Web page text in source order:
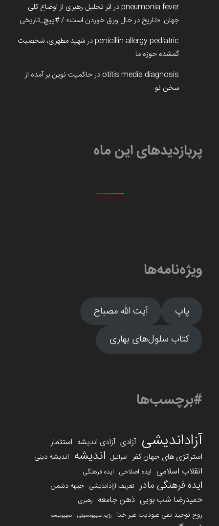
pneumonia feverدر ابَر تحلیل رهبری از اوضاع کلی
جهان: «تاریخ در حال ورق خوردن است» / #پیچ_تاریخی
penicillin allergy pediatricدرشهید مطهری، شخصیت
گمشده حوزه ما
otitis media diagnosisدرحاکمیت نوین بر آمده از
سخن نو
پربازدیدهای این ماه
ویژه‌نامه‌ها
پاپ
آیت الله مصباح
کتاب سلول‌های بهاری
#برچسب‌ها
آزاداندیشی آزادی آزادی اندیشه استثمار
استراتژی های جهان کفر اسرائیل اندیشه اندیشه دینی
انقلاب اسلامی ایده اصلاحی ایده فرهنگی
ایده فرهنگی مادر تعریف آزاداندیشی جبهه دشمن
حمیدرضا شب بویی ذهن جامعه رهبری
روح توحید نفی عبودیت غیر خدا رژیم صهیونسیتی صهیونیسم